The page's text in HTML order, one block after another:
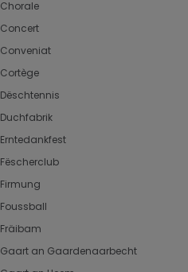
Chorale
Concert
Conveniat
Cortège
Dëschtennis
Duchfabrik
Erntedankfest
Fëscherclub
Firmung
Foussball
Fräibam
Gaart an Gaardenaarbecht